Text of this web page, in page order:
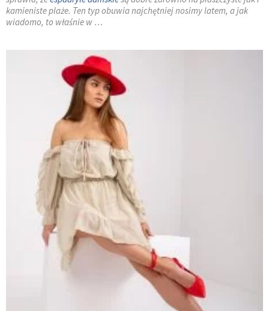
kamieniste plaże. Ten typ obuwia najchętniej nosimy latem, a jak
wiadomo, to właśnie w …